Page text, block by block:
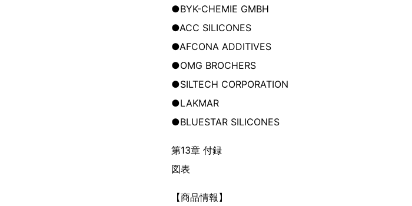
●BYK-CHEMIE GMBH
●ACC SILICONES
●AFCONA ADDITIVES
●OMG BROCHERS
●SILTECH CORPORATION
●LAKMAR
●BLUESTAR SILICONES
第13章 付録
図表
【商品情報】